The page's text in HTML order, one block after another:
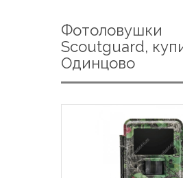
Фотоловушки
Scoutguard,
Одинцово